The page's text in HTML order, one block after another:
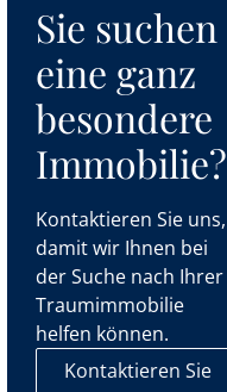
Sie suchen
eine ganz
besondere
Immobilie?
Kontaktieren Sie uns,
damit wir Ihnen bei
der Suche nach Ihrer
Traumimmobilie
helfen können.
Kontaktieren Sie